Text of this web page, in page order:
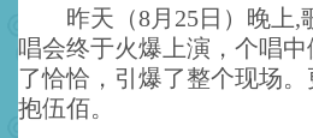
昨天（8月25日）晚上,
唱会终于火爆上演，个唱
了恰恰，引爆了整个现场
抱伍佰。